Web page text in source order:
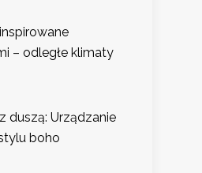
– odległe klimaty
duszą: Urządzanie
boho